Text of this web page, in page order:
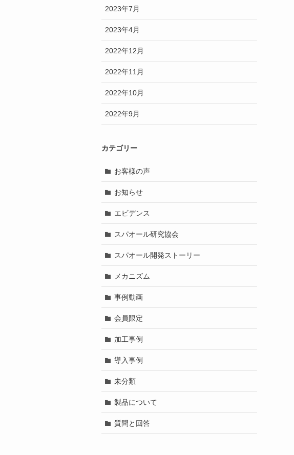
2023年7月
2023年4月
2022年12月
2022年11月
2022年10月
2022年9月
カテゴリー
お客様の声
お知らせ
エビデンス
スパオール研究協会
スパオール開発ストーリー
メカニズム
事例動画
会員限定
加工事例
導入事例
未分類
製品について
質問と回答